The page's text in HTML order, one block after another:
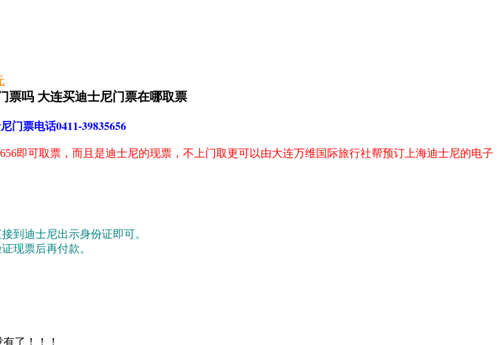
票吗 大连买迪士尼门票在哪取票
门票电话0411-39835656
即可取票，而且是迪士尼的现票，不上门取更可以由大连万维国际旅行社帮预订上海迪士尼的电子
到迪士尼出示身份证即可。
现票后再付款。
了！！！